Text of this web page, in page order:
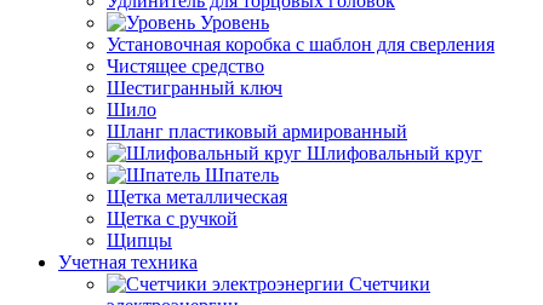
Уровень
Установочная коробка с шаблон для сверления
Чистящее средство
Шестигранный ключ
Шило
Шланг пластиковый армированный
Шлифовальный круг
Шпатель
Щетка металлическая
Щетка с ручкой
Щипцы
Учетная техника
Счетчики